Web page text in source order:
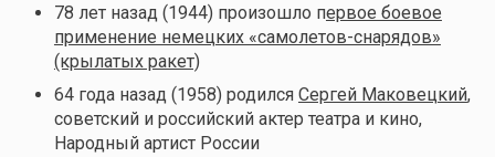
78 лет назад (1944) произошло первое боевое
применение немецких «самолетов-снарядов»
(крылатых ракет)
64 года назад (1958) родился Сергей Маковецкий,
советский и российский актер театра и кино,
Народный артист России